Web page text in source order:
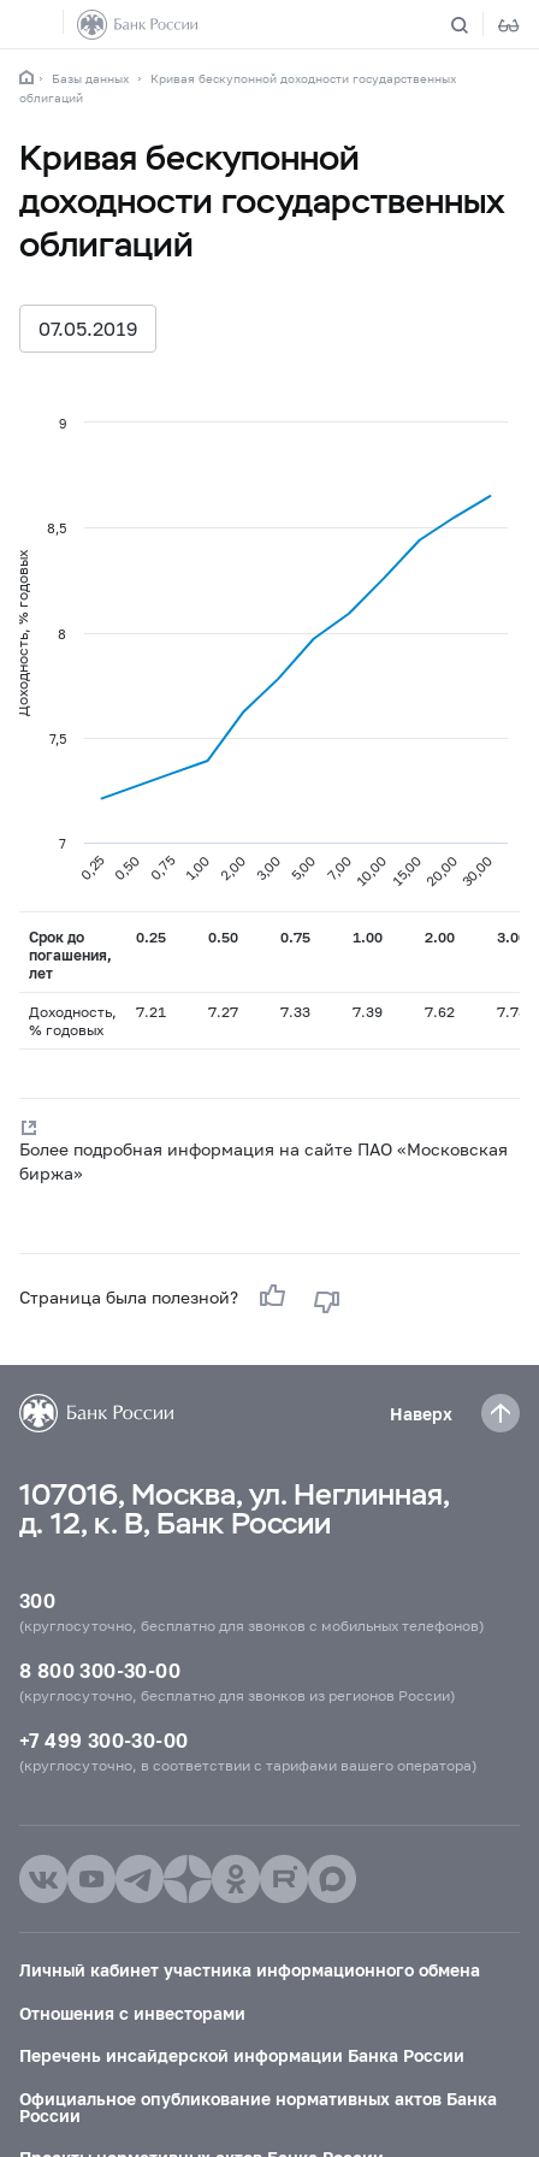
Базы данных
Кривая бескупонной доходности государственных
облигаций
Кривая бескупонной
доходности государственных
облигаций
07.05.2019
Доходность, % годовых
0,25 0,50 0,75 1,00 2,00 3,00 5,00 7,00 10,00 15,0020,0030,00
7
7,5
8
8,5
9
Срок до
погашения,
лет
0.25 0.50 0.75 1.00 2.00 3.00
Доходность,
% годовых
7.21 7.27 7.33 7.39 7.62 7.78
Более подробная информация на сайте ПАО «Московская
биржа»
Страница была полезной?
Наверх
107016, Москва, ул. Неглинная,
д. 12, к. В, Банк России
300
(круглосуточно, бесплатно для звонков с мобильных телефонов)
8 800 300-30-00
(круглосуточно, бесплатно для звонков из регионов России)
+7 499 300-30-00
(круглосуточно, в соответствии с тарифами вашего оператора)
Личный кабинет участника информационного обмена
Отношения с инвесторами
Перечень инсайдерской информации Банка России
Официальное опубликование нормативных актов Банка
России